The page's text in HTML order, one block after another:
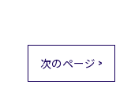
次のページ >